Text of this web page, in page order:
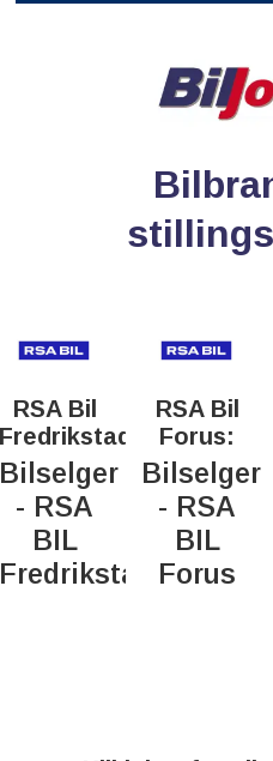
RSA Bil
Fredrikstad:
Bilselger
- RSA
BIL
Fredrikstad
RSA Bil
Forus:
Bilselger
- RSA
BIL
Forus